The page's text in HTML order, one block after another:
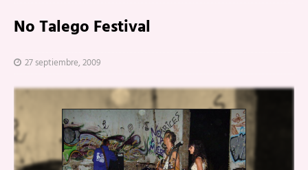
No Talego Festival
27 septiembre, 2009